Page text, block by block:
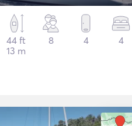
44 ft
13 m
8 4 4